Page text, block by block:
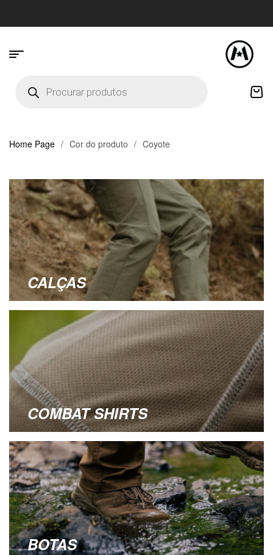
Home Page / Cor do produto / Coyote
CALÇAS
COMBAT SHIRTS
BOTAS